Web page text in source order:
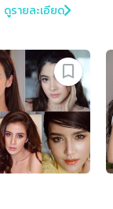
ดูรายละเอียด